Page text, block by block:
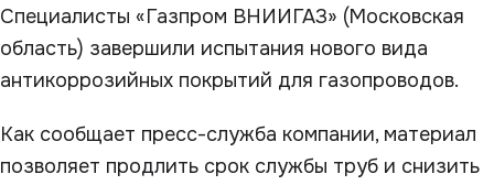
Специалисты «Газпром ВНИИГАЗ» (Московская
область) завершили испытания нового вида
антикоррозийных покрытий для газопроводов.
Как сообщает пресс-служба компании, материал
позволяет продлить срок службы труб и снизить